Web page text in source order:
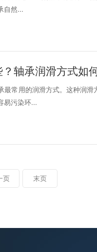
自然...
轴承润滑方式如
常用的润滑方式。这种润滑
易污染环...
页 末页